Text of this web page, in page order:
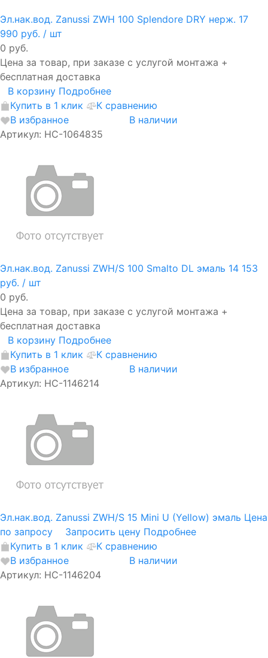
Эл.нак.вод. Zanussi ZWH 100 Splendore DRY нерж. 17
990 руб. / шт
0 руб.
Цена за товар, при заказе с услугой монтажа +
бесплатная доставка
В корзину Подробнее
Купить в 1 клик
К сравнению
В избранное
В наличии
Артикул: НС-1064835
Эл.нак.вод. Zanussi ZWH/S 100 Smalto DL эмаль 14 153
руб. / шт
0 руб.
Цена за товар, при заказе с услугой монтажа +
бесплатная доставка
В корзину Подробнее
Купить в 1 клик
К сравнению
В избранное
В наличии
Артикул: НС-1146214
Эл.нак.вод. Zanussi ZWH/S 15 Mini U (Yellow) эмаль Цена
по запросу
Запросить цену Подробнее
Купить в 1 клик
К сравнению
В избранное
В наличии
Артикул: НС-1146204